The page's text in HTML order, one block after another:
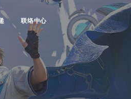
联络中心